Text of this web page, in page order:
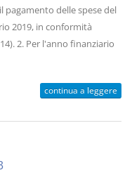
pagamento delle spese del
2019, in conformità
2. Per l'anno finanziario
continua a leggere